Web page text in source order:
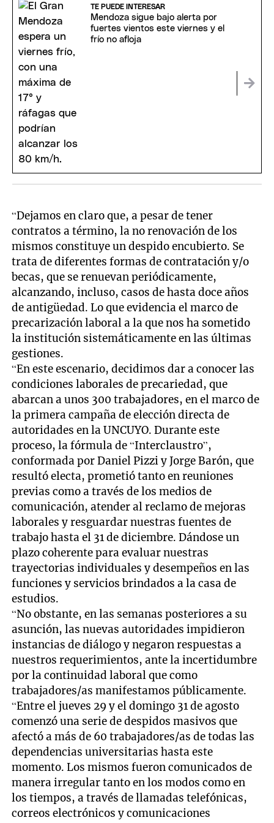
TE PUEDE INTERESAR
Mendoza sigue bajo alerta por
fuertes vientos este viernes y el
frío no afloja
“Dejamos en claro que, a pesar de tener
contratos a término, la no renovación de los
mismos constituye un despido encubierto. Se
trata de diferentes formas de contratación y/o
becas, que se renuevan periódicamente,
alcanzando, incluso, casos de hasta doce años
de antigüedad. Lo que evidencia el marco de
precarización laboral a la que nos ha sometido
la institución sistemáticamente en las últimas
gestiones.
“En este escenario, decidimos dar a conocer las
condiciones laborales de precariedad, que
abarcan a unos 300 trabajadores, en el marco de
la primera campaña de elección directa de
autoridades en la UNCUYO. Durante este
proceso, la fórmula de “Interclaustro”,
conformada por Daniel Pizzi y Jorge Barón, que
resultó electa, prometió tanto en reuniones
previas como a través de los medios de
comunicación, atender al reclamo de mejoras
laborales y resguardar nuestras fuentes de
trabajo hasta el 31 de diciembre. Dándose un
plazo coherente para evaluar nuestras
trayectorias individuales y desempeños en las
funciones y servicios brindados a la casa de
estudios.
“No obstante, en las semanas posteriores a su
asunción, las nuevas autoridades impidieron
instancias de diálogo y negaron respuestas a
nuestros requerimientos, ante la incertidumbre
por la continuidad laboral que como
trabajadores/as manifestamos públicamente.
“Entre el jueves 29 y el domingo 31 de agosto
comenzó una serie de despidos masivos que
afectó a más de 60 trabajadores/as de todas las
dependencias universitarias hasta este
momento. Los mismos fueron comunicados de
manera irregular tanto en los modos como en
los tiempos, a través de llamadas telefónicas,
correos electrónicos y comunicaciones